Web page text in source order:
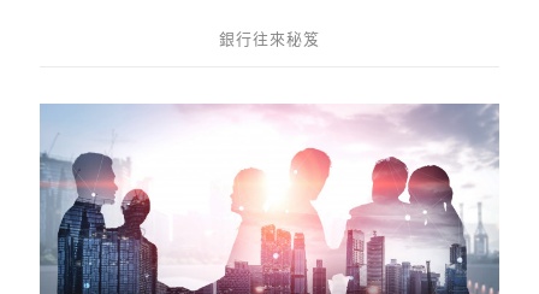
銀行往來秘笈